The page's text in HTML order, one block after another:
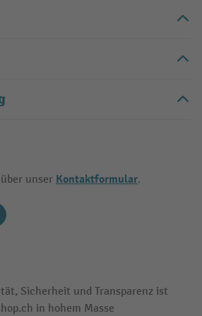
unser Kontaktformular.
Sicherheit und Transparenz ist
in hohem Masse